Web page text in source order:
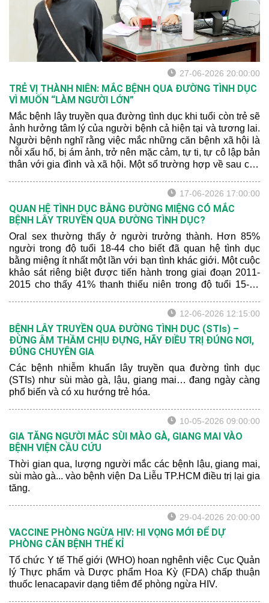
27-06-2026 20:00:00
TRẺ VỊ THÀNH NIÊN: MẮC BỆNH QUA ĐƯỜNG TÌNH DỤC
VÌ MUỐN “LÀM NGƯỜI LỚN”
Mắc bệnh lây truyền qua đường tình dục khi tuổi còn trẻ sẽ
ảnh hưởng tâm lý của người bệnh cả hiện tại và tương lai.
Người bệnh nghĩ rằng việc mắc những căn bệnh xã hội là
nỗi xấu hổ, bị ám ảnh, trở nên mặc cảm, tự ti, tự cô lập bản
thân với gia đình và xã hội. Một số trường hợp về sau còn
hoặc sợ lây lan cho bạn tình, lo lắng bạn tình phát hiện
mình đã từng bị nhiễm bệnh.
17-06-2026 17:00:00
QUAN HỆ TÌNH DỤC BẰNG ĐƯỜNG MIỆNG CÓ MẮC
BỆNH LÂY TRUYỀN QUA ĐƯỜNG TÌNH DỤC?
Oral sex thường thấy ở người trưởng thành. Hơn 85%
người trong độ tuổi 18-44 cho biết đã quan hệ tình dục
bằng miệng ít nhất một lần với bạn tình khác giới. Một cuộc
khảo sát riêng biệt được tiến hành trong giai đoạn 2011-
2015 cho thấy 41% thanh thiếu niên trong độ tuổi 15-19
12-06-2026 12:15:00
BỆNH LÂY TRUYỀN QUA ĐƯỜNG TÌNH DỤC (STIs) –
ĐỪNG ÂM THẦM CHỊU ĐỰNG, HÃY ĐIỀU TRỊ ĐÚNG NƠI,
ĐÚNG CHUYÊN GIA
Các bệnh nhiễm khuẩn lây truyền qua đường tình dục
(STIs) như sùi mào gà, lậu, giang mai… đang ngày càng
phổ biến và có xu hướng trẻ hóa.
10-05-2026 09:00:00
GIA TĂNG NGƯỜI MẮC SÙI MÀO GÀ, GIANG MAI VÀO
BỆNH VIỆN CẦU CỨU
Thời gian qua, lượng người mắc các bệnh lậu, giang mai,
sùi mào gà... vào bệnh viện Da Liễu TP.HCM điều trị lại gia
tăng.
29-04-2026 20:00:00
VACCINE PHÒNG NGỪA HIV: HI VỌNG MỚI ĐỂ DỰ
PHÒNG CĂN BỆNH THẾ KỈ
Tổ chức Y tế Thế giới (WHO) hoan nghênh việc Cục Quản
lý Thực phẩm và Dược phẩm Hoa Kỳ (FDA) chấp thuận
thuốc lenacapavir dạng tiêm để phòng ngừa HIV.